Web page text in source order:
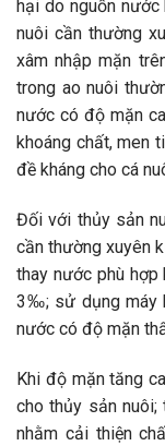
hại do nguồn
nuôi cần thường
xâm nhập mặn
trong ao nuôi
nước có độ mặn
khoáng chất, men
đề kháng cho cá
Đối với thủy sản
cần thường xuyên
thay nước phù
3‰; sử dụng máy
nước có độ mặn
Khi độ mặn tăng
cho thủy sản
nhằm cải thiện